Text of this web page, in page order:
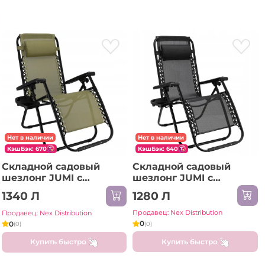
Нет в наличии
КэшБэк: 670
Складной садовый
шезлонг JUMI с
многоступенчатой
регулировкой, полкой
и фиксацией сиденья
Oliv OM-282032
1340 Л
Продавец: Nex Distribution
0(0)
Купить быстро
Нет в наличии
КэшБэк: 640
Складной садовый
шезлонг JUMI с
регулировкой, полкой
и фиксацией сиденья,
черный OM-282025
1280 Л
Продавец: Nex Distribution
0(0)
Купить быстро